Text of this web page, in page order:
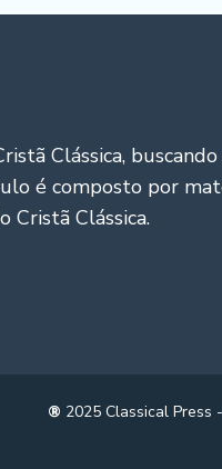
Clássica,
é composto por
Cristã Clássica.
® 2025 Classical Press